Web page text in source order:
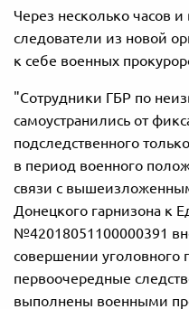
Через несколько часов
следователи из новой
к себе военных
"Сотрудники ГБР по
самоустранились от
подследственного
в период военного
связи с
Донецкого гарнизона к
№42018051100000391
совершении уголовного
первоочередные
выполнены военными